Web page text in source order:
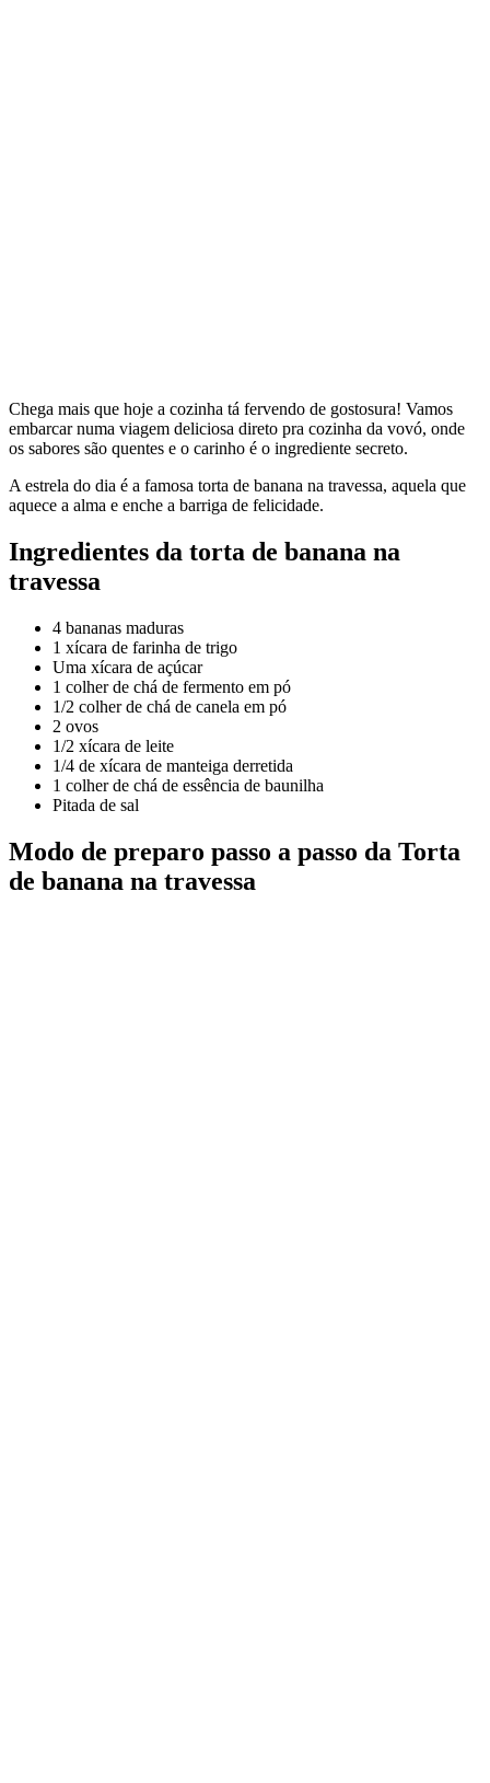
Chega mais que hoje a cozinha tá fervendo de gostosura! Vamos
embarcar numa viagem deliciosa direto pra cozinha da vovó, onde
os sabores são quentes e o carinho é o ingrediente secreto.
A estrela do dia é a famosa torta de banana na travessa, aquela que
aquece a alma e enche a barriga de felicidade.
Ingredientes da torta de banana na
travessa
4 bananas maduras
1 xícara de farinha de trigo
Uma xícara de açúcar
1 colher de chá de fermento em pó
1/2 colher de chá de canela em pó
2 ovos
1/2 xícara de leite
1/4 de xícara de manteiga derretida
1 colher de chá de essência de baunilha
Pitada de sal
Modo de preparo passo a passo da Torta
de banana na travessa